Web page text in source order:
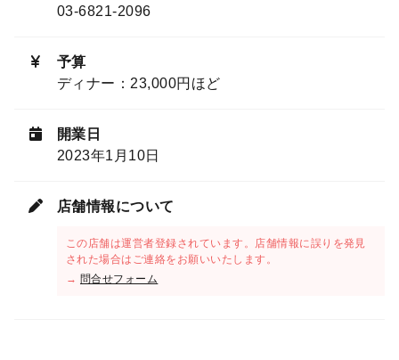
03-6821-2096
予算
ディナー：23,000円ほど
開業日
2023年1月10日
店舗情報について
この店舗は運営者登録されています。店舗情報に誤りを発見
された場合はご連絡をお願いいたします。
→ 問合せフォーム